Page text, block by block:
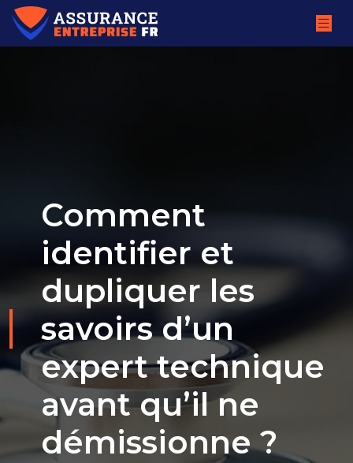
Comment
identifier et
dupliquer les
savoirs d’un
expert technique
avant qu’il ne
démissionne ?